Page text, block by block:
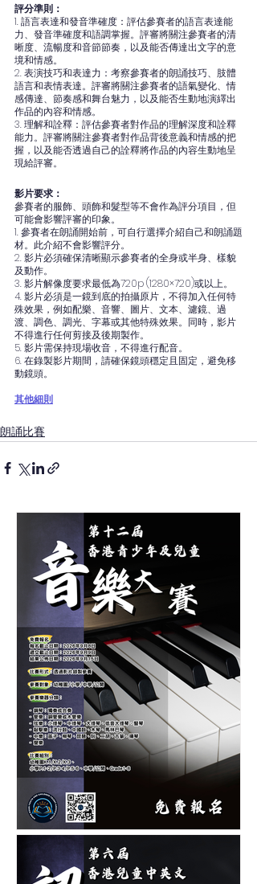
評分準則：
1. 語言表達和發音準確度：評估參賽者的語言表達能
力、發音準確度和語調掌握。評審將關注參賽者的清
晰度、流暢度和音節節奏，以及能否傳達出文字的意
境和情感。
2. 表演技巧和表達力：考察參賽者的朗誦技巧、肢體
語言和表情表達。評審將關注參賽者的語氣變化、情
感傳達、節奏感和舞台魅力，以及能否生動地演繹出
作品的內容和情感。
3. 理解和詮釋：評估參賽者對作品的理解深度和詮釋
能力。評審將關注參賽者對作品背後意義和情感的把
握，以及能否透過自己的詮釋將作品的內容生動地呈
現給評審。
影片要求：
參賽者的服飾、頭飾和髮型等不會作為評分項目，但
可能會影響評審的印象。
1. 參賽者在朗誦開始前，可自行選擇介紹自己和朗誦題
材。此介紹不會影響評分。
2. 影片必須確保清晰顯示參賽者的全身或半身、樣貌
及動作。
3. 影片解像度要求最低為720p (1280×720)或以上。
4. 影片必須是一鏡到底的拍攝原片，不得加入任何特
殊效果，例如配樂、音響、圖片、文本、濾鏡、過
渡、調色、調光、字幕或其他特殊效果。同時，影片
不得進行任何剪接及後期製作。
5. 影片需保持現場收音，不得進行配音。
6. 在錄製影片期間，請確保鏡頭穩定且固定，避免移
動鏡頭。
其他細則
朗誦比賽
第十二屆香港青少年及兒童